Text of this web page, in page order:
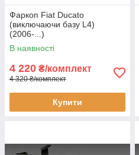
Фаркоп Fiat Ducato
(виключаючи базу L4)
(2006-...)
В наявності
4 220 ₴/комплект
4 320 ₴/комплект
Купити